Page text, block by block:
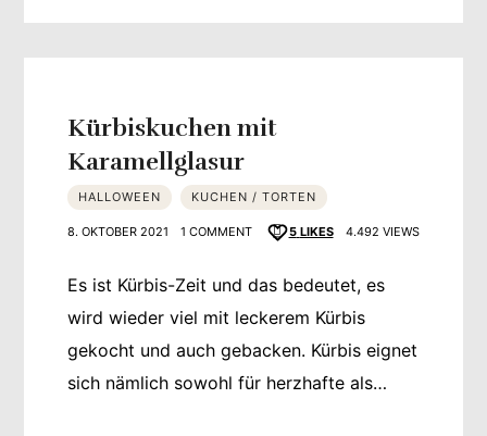
Kürbiskuchen mit
Karamellglasur
HALLOWEEN KUCHEN / TORTEN
8. OKTOBER 2021 1 COMMENT 5 LIKES 4.492 VIEWS
Es ist Kürbis-Zeit und das bedeutet, es
wird wieder viel mit leckerem Kürbis
gekocht und auch gebacken. Kürbis eignet
sich nämlich sowohl für herzhafte als…